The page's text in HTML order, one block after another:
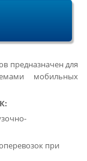
предназначен для
мобильных
при